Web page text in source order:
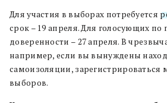
Для участия в выборах потребуется
срок – 19 апреля. Для голосующих по
доверенности – 27 апреля. В
например, если вы вынуждены
самоизоляции, зарегистрироваться
выборов.